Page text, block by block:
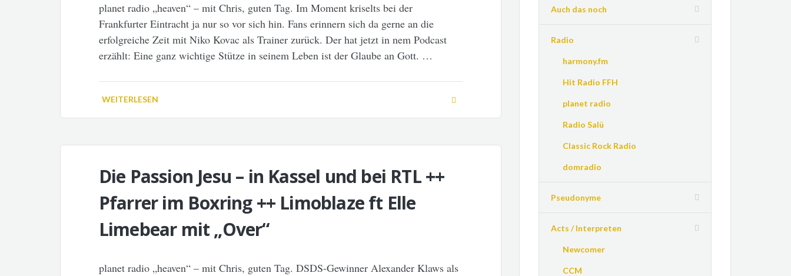
planet radio „heaven“ – mit Chris, guten Tag. Im Moment kriselts bei der
Frankfurter Eintracht ja nur so vor sich hin. Fans erinnern sich da gerne an die
erfolgreiche Zeit mit Niko Kovac als Trainer zurück. Der hat jetzt in nem Podcast
erzählt: Eine ganz wichtige Stütze in seinem Leben ist der Glaube an Gott. …
WEITERLESEN
Die Passion Jesu – in Kassel und bei RTL ++
Pfarrer im Boxring ++ Limoblaze ft Elle
Limebear mit „Over“
planet radio „heaven“ – mit Chris, guten Tag. DSDS-Gewinner Alexander Klaws als
Auch das noch
Radio
harmony.fm
Hit Radio FFH
planet radio
Radio Salü
Classic Rock Radio
domradio
Pseudonyme
Acts / Interpreten
Newcomer
CCM